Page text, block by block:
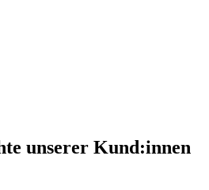
unserer Kund:innen